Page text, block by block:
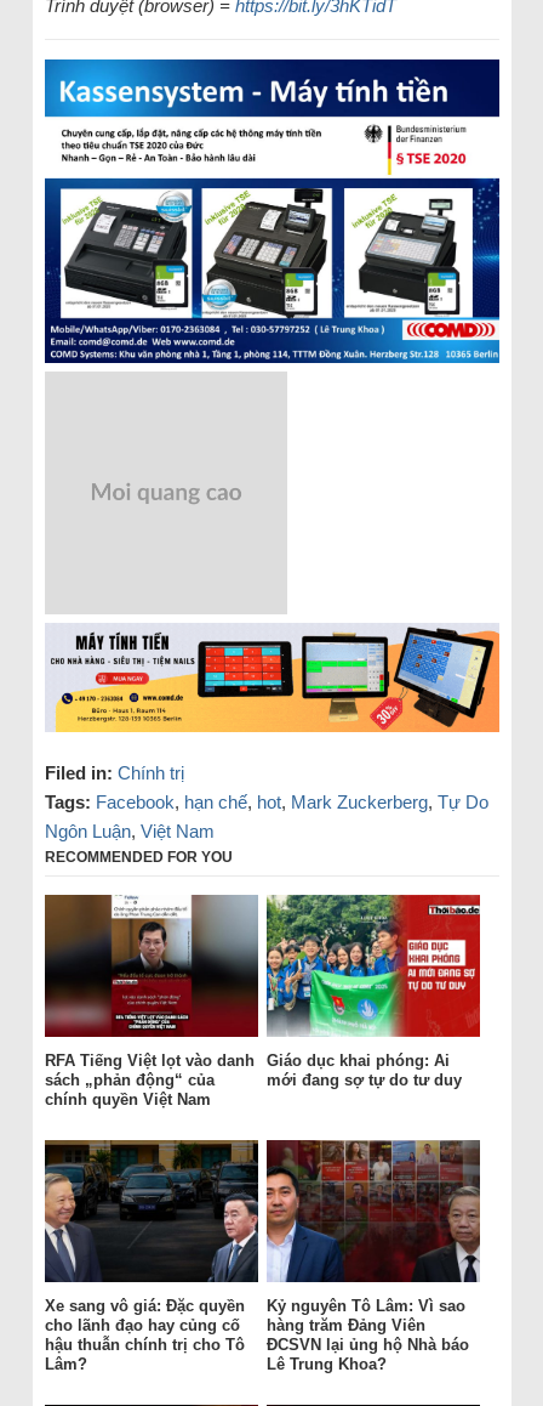
Trình duyệt (browser) = https://bit.ly/3hKTidT
Filed in: Chính trị
Tags: Facebook, hạn chế, hot, Mark Zuckerberg, Tự Do
Ngôn Luận, Việt Nam
RECOMMENDED FOR YOU
RFA Tiếng Việt lọt vào danh
sách „phản động“ của
chính quyền Việt Nam
Giáo dục khai phóng: Ai
mới đang sợ tự do tư duy
Xe sang vô giá: Đặc quyền
cho lãnh đạo hay củng cố
hậu thuẫn chính trị cho Tô
Lâm?
Kỷ nguyên Tô Lâm: Vì sao
hàng trăm Đảng Viên
ĐCSVN lại ủng hộ Nhà báo
Lê Trung Khoa?